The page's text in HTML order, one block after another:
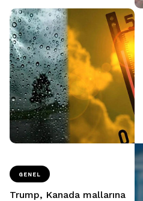
GENEL
Trump, Kanada mallarına